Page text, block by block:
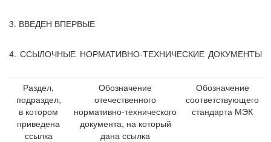
3. ВВЕДЕН ВПЕРВЫЕ
4. ССЫЛОЧНЫЕ НОРМАТИВНО-ТЕХНИЧЕСКИЕ ДОКУМЕНТЫ
Раздел,
подраздел,
в котором
приведена
ссылка
Обозначение
отечественного
нормативно-технического
документа, на который
дана ссылка
Обозначение
соответствующего
стандарта МЭК